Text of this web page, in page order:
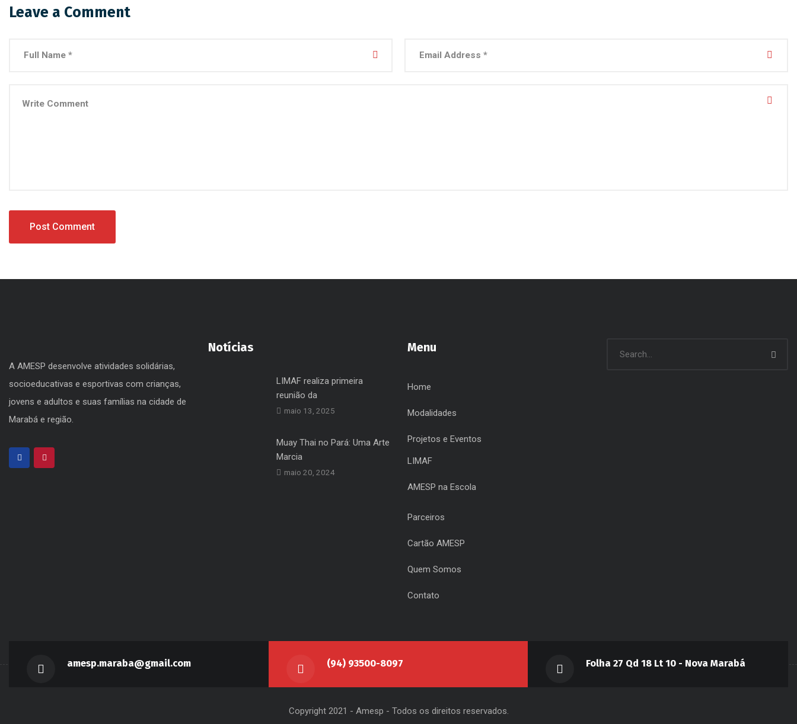
Leave a Comment
A AMESP desenvolve atividades solidárias,
socioeducativas e esportivas com crianças,
jovens e adultos e suas famílias na cidade de
Marabá e região.
Notícias
LIMAF realiza primeira
reunião da
maio 13, 2025
Muay Thai no Pará: Uma Arte
Marcia
maio 20, 2024
Menu
Home
Modalidades
Projetos e Eventos
LIMAF
AMESP na Escola
Parceiros
Cartão AMESP
Quem Somos
Contato
amesp.maraba@gmail.com (94) 93500-8097 Folha 27 Qd 18 Lt 10 - Nova Marabá
Copyright 2021 - Amesp - Todos os direitos reservados.